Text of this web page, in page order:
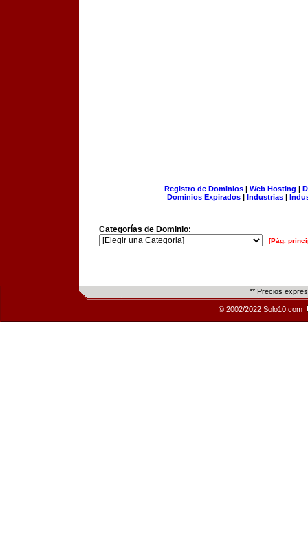
Registro de Dominios| Web Hosting |
Dominios Expirados | Industrias |
Categorías de Dominio:
[Pág.
** Precios
© 2002/2022 Solo10.com